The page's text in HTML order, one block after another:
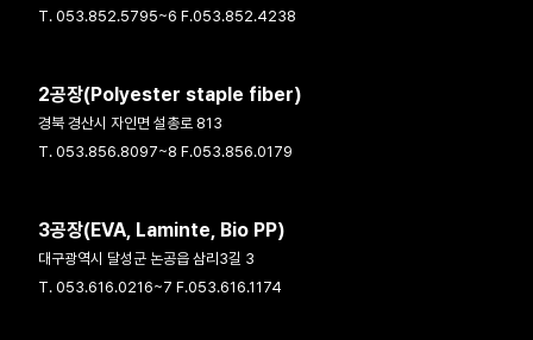
T. 053.852.5795~6 F.053.852.4238
2공장(Polyester staple fiber)
경북 경산시 자인면 설총로 813
T. 053.856.8097~8 F.053.856.0179
3공장(EVA, Laminte, Bio PP)
대구광역시 달성군 논공읍 삼리3길 3
T. 053.616.0216~7 F.053.616.1174